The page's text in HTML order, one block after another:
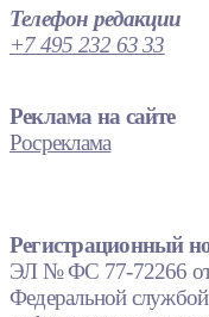
Телефон редакции
+7 495 232 63 33
Реклама на сайте
Росреклама
Регистрационный
ЭЛ № ФС 77-72266 от
Федеральной